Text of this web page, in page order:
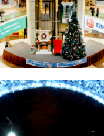
Большие ели